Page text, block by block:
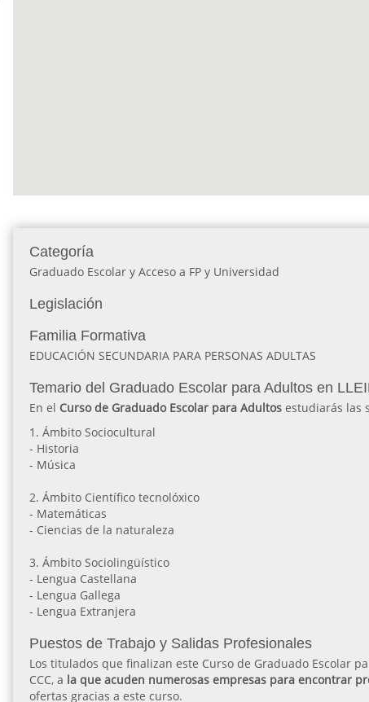
Categoría
Graduado Escolar y Acceso a FP y Universidad
Legislación
Familia Formativa
EDUCACIÓN SECUNDARIA PARA PERSONAS ADULTAS
Temario del Graduado Escolar para Adultos en
En el Curso de Graduado Escolar para Adultosestudiarás las
1. Ámbito Sociocultural
- Historia
- Música
2. Ámbito Científico tecnolóxico
- Matemáticas
- Ciencias de la naturaleza
3. Ámbito Sociolingüístico
- Lengua Castellana
- Lengua Gallega
- Lengua Extranjera
Puestos de Trabajo y Salidas Profesionales
Los titulados que finalizan este Curso de Graduado Escolar
CCC, a la que acuden numerosas empresas para encontrar
ofertas gracias a este curso.